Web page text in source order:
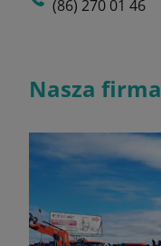
(86) 270 01 46
Nasza firma